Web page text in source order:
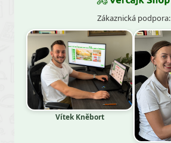
Zákaznická podpora:
Vítek Kněbort